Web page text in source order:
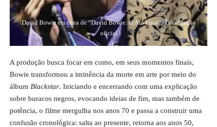
David Bowie em cena de “David Bowie: O Ato Final”- Divulgação
oficial
A produção busca focar em como, em seus momentos finais,
Bowie transformou a iminência da morte em arte por meio do
álbum Blackstar. Iniciando e encerrando com uma explicação
sobre buracos negros, evocando ideias de fim, mas também de
potência, o filme mergulha nos anos 70 e passa a construir uma
confusão cronológica: salta ao presente, retorna aos anos 50,